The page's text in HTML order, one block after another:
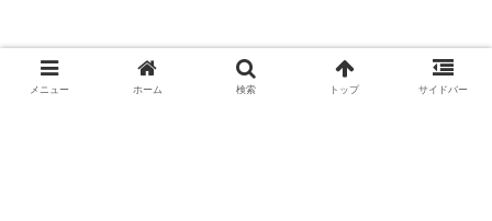
メニュー ホーム 検索 トップ サイドバー